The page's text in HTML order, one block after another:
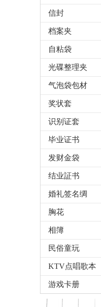
信封
档案夹
自粘袋
光碟整理夹
气泡袋包材
奖状套
识别证套
毕业证书
发财金袋
结业証书
婚礼签名绸
胸花
相簿
民俗童玩
KTV点唱歌本
游戏卡册